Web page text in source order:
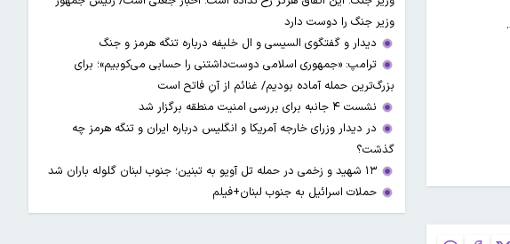
وزیر جنگ را دوست دارد
دیدار و گفتگوی السیسی و ال خلیفه درباره تنگه هرمز و جنگ
ترامپ: «جمهوری اسلامی دوست‌داشتنی را حسابی می‌کوبیم»؛ برای
بزرگ‌ترین حمله آماده بودیم/ غنائم از آنِ فاتح است
نشست ۴ جانبه برای بررسی امنیت منطقه برگزار شد
در دیدار وزرای خارجه آمریکا و انگلیس درباره ایران و تنگه هرمز چه
گذشت؟
۱۳ شهید و زخمی در حمله تل آویو به تبنین؛ جنوب لبنان گلوله باران شد
حملات اسرائیل به جنوب لبنان+فیلم